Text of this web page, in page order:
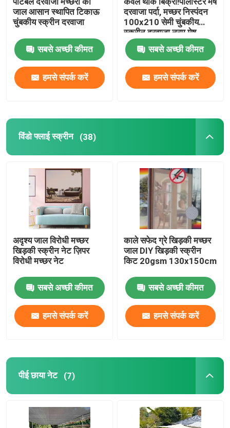
वेलक्रो हुक और लूप
पॉलीप्रोपाइलीन ग्राउंड कवर
जाल आसान स्थापित टिकाऊ
चुंबकीय स्क्रीन दरवाजा
सबसे अच्छी कीमत
हमसे संपर्क करें
दरवाजा पर्दा, मच्छर निस्पंदन
100x210 सेमी चुंबकीय
स्क्रीन दरवाजा नरम मेष
दरवाजा
सबसे अच्छी कीमत
हमसे संपर्क करें
विंडो फ्लाई स्क्रीन (38)
अदृश्य जाल विरोधी मच्छर
खिड़की स्क्रीन नेट ज़िपर
विरोधी मच्छर नेट
सबसे अच्छी कीमत
हमसे संपर्क करें
काले सफेद ग्रे खिड़की मच्छर
जाल DIY खिड़की स्क्रीन
किट 20gsm 130x150cm
सबसे अच्छी कीमत
हमसे संपर्क करें
पीई छाया नेट (7)